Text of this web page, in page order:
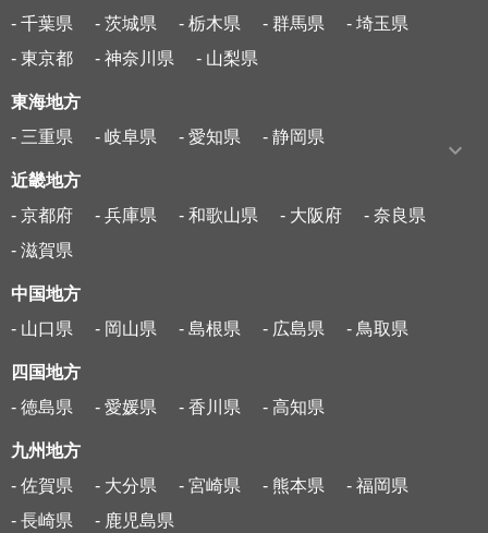
- 千葉県
- 茨城県 - 栃木県 - 群馬県
- 埼玉県
- 東京都
- 神奈川県 - 山梨県
東海地方
- 三重県
- 岐阜県 - 愛知県 - 静岡県
近畿地方
- 京都府
- 兵庫県 - 和歌山県 - 大阪府
- 奈良県
- 滋賀県
中国地方
- 山口県
- 岡山県 - 島根県 - 広島県 - 鳥取県
四国地方
- 徳島県
- 愛媛県 - 香川県 - 高知県
九州地方
- 佐賀県
- 大分県 - 宮崎県 - 熊本県
- 福岡県
- 長崎県
- 鹿児島県